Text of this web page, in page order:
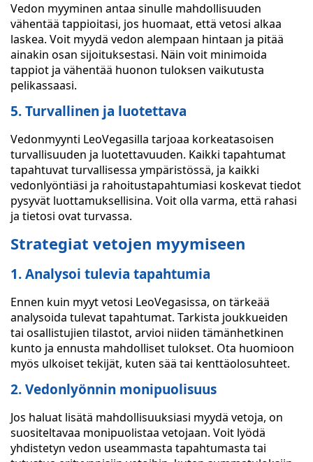
Vedon myyminen antaa sinulle mahdollisuuden
vähentää tappioitasi, jos huomaat, että vetosi alkaa
laskea. Voit myydä vedon alempaan hintaan ja pitää
ainakin osan sijoituksestasi. Näin voit minimoida
tappiot ja vähentää huonon tuloksen vaikutusta
pelikassaasi.
5. Turvallinen ja luotettava
Vedonmyynti LeoVegasilla tarjoaa korkeatasoisen
turvallisuuden ja luotettavuuden. Kaikki tapahtumat
tapahtuvat turvallisessa ympäristössä, ja kaikki
vedonlyöntiäsi ja rahoitustapahtumiasi koskevat tiedot
pysyvät luottamuksellisina. Voit olla varma, että rahasi
ja tietosi ovat turvassa.
Strategiat vetojen myymiseen
1. Analysoi tulevia tapahtumia
Ennen kuin myyt vetosi LeoVegasissa, on tärkeää
analysoida tulevat tapahtumat. Tarkista joukkueiden
tai osallistujien tilastot, arvioi niiden tämänhetkinen
kunto ja ennusta mahdolliset tulokset. Ota huomioon
myös ulkoiset tekijät, kuten sää tai kenttäolosuhteet.
2. Vedonlyönnin monipuolisuus
Jos haluat lisätä mahdollisuuksiasi myydä vetoja, on
suositeltavaa monipuolistaa vetojaan. Voit lyödä
yhdistetyn vedon useammasta tapahtumasta tai